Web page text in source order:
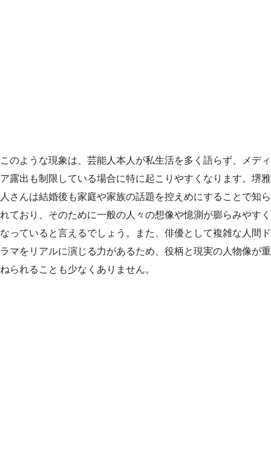
このような現象は、芸能人本人が私生活を多く語らず、メディ
ア露出も制限している場合に特に起こりやすくなります。堺雅
人さんは結婚後も家庭や家族の話題を控えめにすることで知ら
れており、そのために一般の人々の想像や憶測が膨らみやすく
なっていると言えるでしょう。また、俳優として複雑な人間ド
ラマをリアルに演じる力があるため、役柄と現実の人物像が重
ねられることも少なくありません。